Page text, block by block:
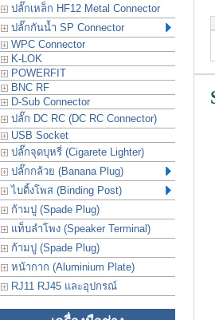
ปลั๊กเหล็ก HF12 Metal Connector
ปลั๊กกันน้ำ SP Connector
WPC Connector
K-LOK
POWERFIT
BNC RF
D-Sub Connector
ปลั๊ก DC RC (DC RC Connector)
USB Socket
ปลั๊กจุดบุหรี่ (Cigarete Lighter)
ปลั๊กกล้วย (Banana Plug)
ไบดิ้งโพส (Binding Post)
ก้ามปู (Spade Plug)
แท็บลำโพง (Speaker Terminal)
ก้ามปู (Spade Plug)
หน้ากาก (Aluminium Plate)
RJ11 RJ45 และอุปกรณ์